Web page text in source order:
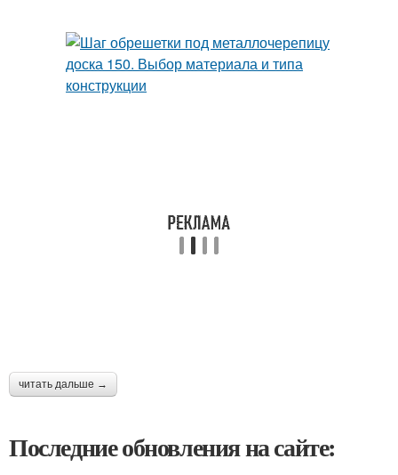
читать дальше →
Последние обновления на сайте: